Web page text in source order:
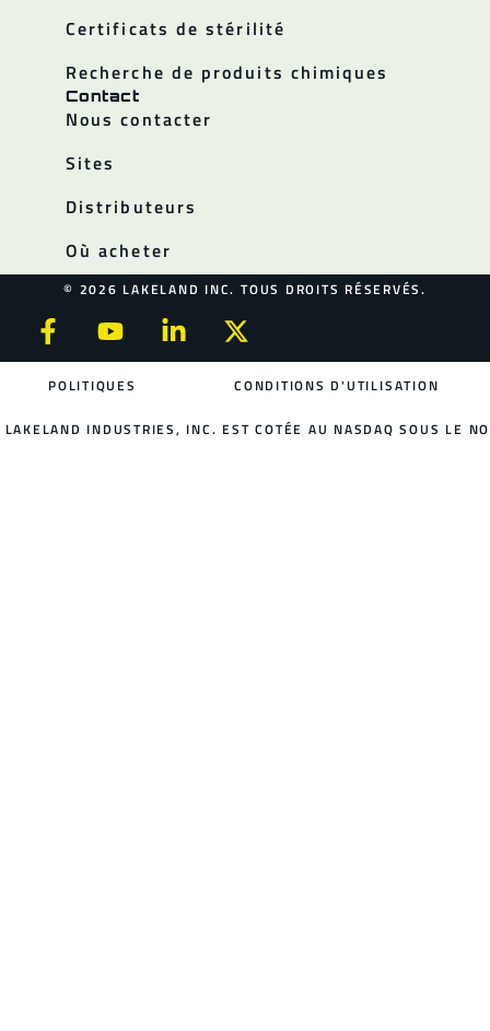
Certificats de stérilité
Recherche de produits chimiques
Contact
Nous contacter
Sites
Distributeurs
Où acheter
© 2026 LAKELAND INC. TOUS DROITS RÉSERVÉS.
POLITIQUES CONDITIONS D'UTILISATION
LAKELAND INDUSTRIES, INC. EST COTÉE AU NASDAQ SOUS LE